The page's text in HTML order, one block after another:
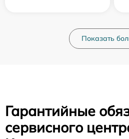
Показать
Гарантийные
сервисного